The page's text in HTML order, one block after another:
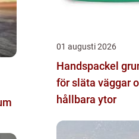
01 augusti 2026
Handspackel grunden
för släta väggar
hållbara ytor